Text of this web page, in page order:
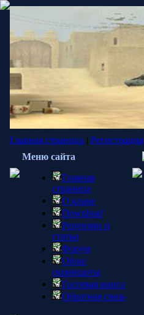
Главная страница | Регистрация
Меню сайта
Главная
страница
О клане
Download
Рецензии и
статьи
Форум
Обои/
скриншоты
Гостевая книга
Обратная связь